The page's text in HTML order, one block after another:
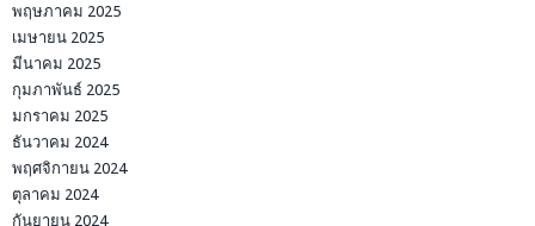
พฤษภาคม 2025
เมษายน 2025
มีนาคม 2025
กุมภาพันธ์ 2025
มกราคม 2025
ธันวาคม 2024
พฤศจิกายน 2024
ตุลาคม 2024
กันยายน 2024